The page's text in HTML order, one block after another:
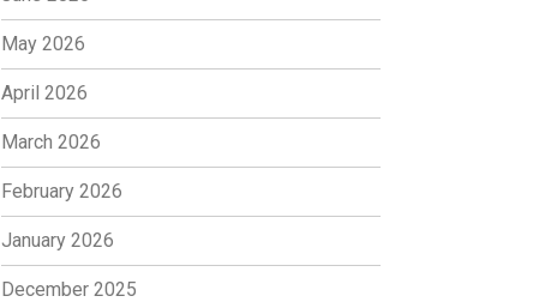
May 2026
April 2026
March 2026
February 2026
January 2026
December 2025